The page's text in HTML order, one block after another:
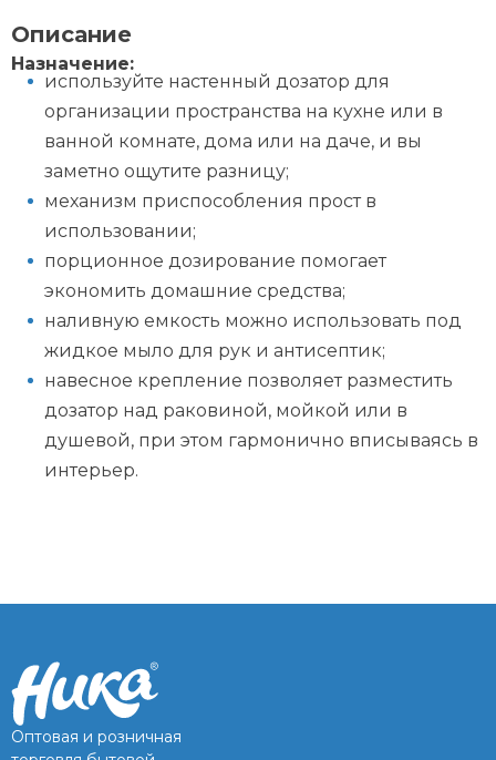
Описание
Назначение:
используйте настенный дозатор для
организации пространства на кухне или в
ванной комнате, дома или на даче, и вы
заметно ощутите разницу;
механизм приспособления прост в
использовании;
порционное дозирование помогает
экономить домашние средства;
наливную емкость можно использовать под
жидкое мыло для рук и антисептик;
навесное крепление позволяет разместить
дозатор над раковиной, мойкой или в
душевой, при этом гармонично вписываясь в
интерьер.
Оптовая и розничная